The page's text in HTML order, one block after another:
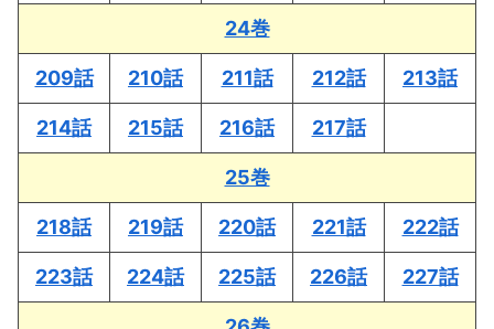
24巻
209話 210話 211話 212話 213話
214話 215話 216話 217話
25巻
218話 219話 220話 221話 222話
223話 224話 225話 226話 227話